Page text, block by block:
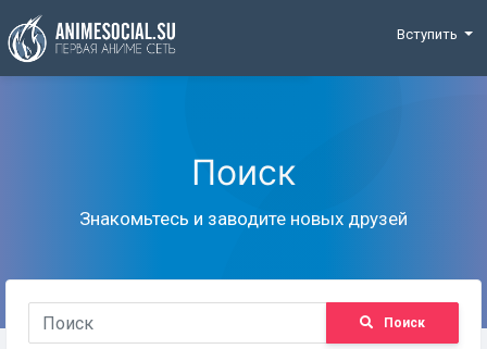
Funding
Вступить
Поиск
Знакомьтесь и заводите новых друзей
Поиск